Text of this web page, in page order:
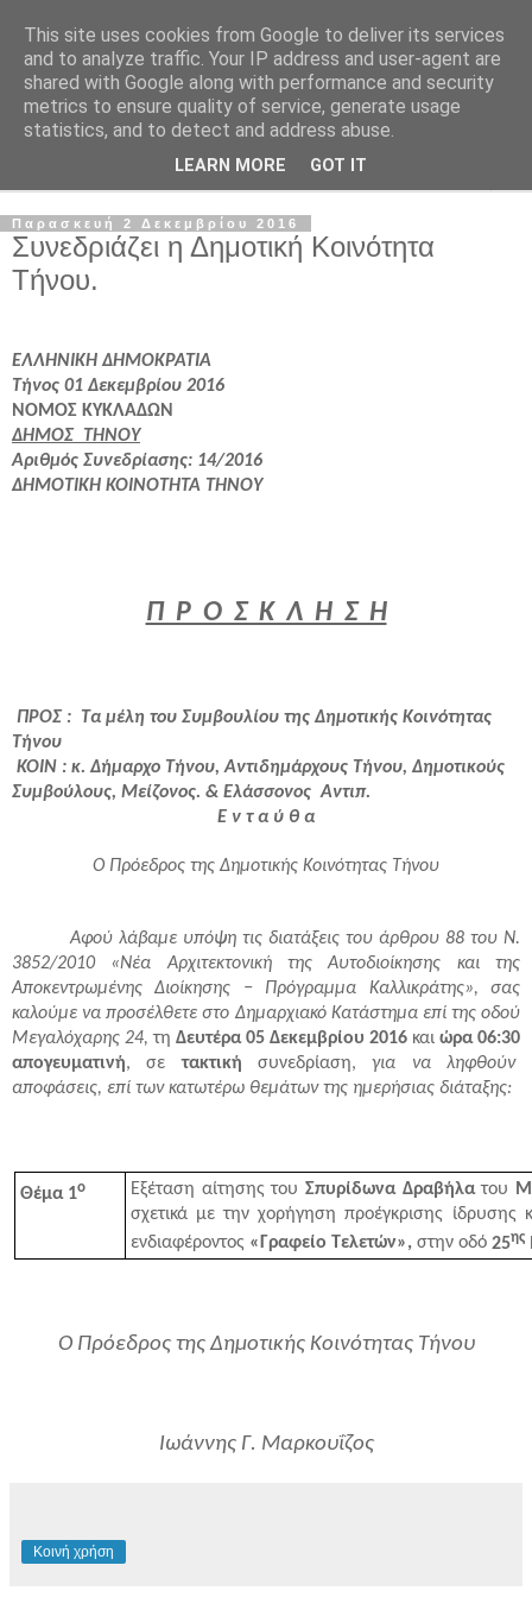
Παρασκευή 2 Δεκεμβρίου 2016
Συνεδριάζει η Δημοτική Κοινότητα
Τήνου.
ΕΛΛΗΝΙΚΗ ΔΗΜΟΚΡΑΤΙΑ
Τήνος 01 Δεκεμβρίου 2016
ΝΟΜΟΣ ΚΥΚΛΑΔΩΝ
ΔΗΜΟΣ ΤΗΝΟΥ
Αριθμός Συνεδρίασης: 14/2016
ΔΗΜΟΤΙΚΗ ΚΟΙΝΟΤΗΤΑ ΤΗΝΟΥ
Π Ρ Ο Σ Κ Λ Η Σ Η
ΠΡΟΣ : Τα μέλη του Συμβουλίου της Δημοτικής Κοινότητας
Τήνου
ΚΟΙΝ : κ. Δήμαρχο Τήνου, Αντιδημάρχους Τήνου, Δημοτικούς
Συμβούλους, Μείζονος. & Ελάσσονος Αντιπ.
Ε ν τ α ύ θ α
Ο Πρόεδρος της Δημοτικής Κοινότητας Τήνου
Αφού λάβαμε υπόψη τις διατάξεις του άρθρου 88 του Ν.
3852/2010 «Νέα Αρχιτεκτονική της Αυτοδιοίκησης και της
Αποκεντρωμένης Διοίκησης − Πρόγραμμα Καλλικράτης», σας
καλούμε να προσέλθετε στο Δημαρχιακό Κατάστημα επί της οδού
Μεγαλόχαρης 24,τη Δευτέρα 05 Δεκεμβρίου 2016 και ώρα 06:30
απογευματινή, σετακτική συνεδρίαση,για να ληφθούν
αποφάσεις, επί των κατωτέρω θεμάτων της ημερήσιας διάταξης:
Θέμα 1ο Εξέταση αίτησης τουΣπυρίδωνα Δραβήλατου
σχετικά με την χορήγηση προέγκρισης ίδρυσης
ενδιαφέροντος «Γραφείο Τελετών», στην οδό25ης
Ο Πρόεδρος της Δημοτικής Κοινότητας Τήνου
Ιωάννης Γ. Μαρκουΐζος
Κοινή χρήση
This site uses cookies from Google to deliver its services
and to analyze traffic. Your IP address and user-agent are
shared with Google along with performance and security
metrics to ensure quality of service, generate usage
statistics, and to detect and address abuse.
LEARN MORE GOT IT